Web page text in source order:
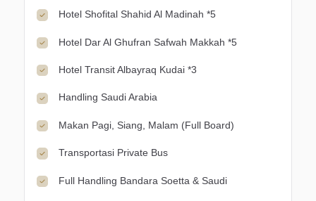
Hotel Shofital Shahid Al Madinah *5
Hotel Dar Al Ghufran Safwah Makkah *5
Hotel Transit Albayraq Kudai *3
Handling Saudi Arabia
Makan Pagi, Siang, Malam (Full Board)
Transportasi Private Bus
Full Handling Bandara Soetta & Saudi